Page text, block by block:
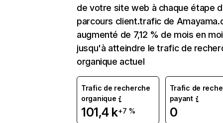
de votre site web à chaque étape
parcours client.trafic de
augmenté de 7,12 % de mois en
jusqu'à atteindre le trafic de
organique actuel
Trafic de recherche
organique
101,4 k+7 %
Trafic de
payant
0